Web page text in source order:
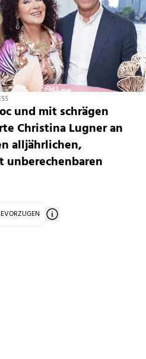
und mit schrägen
Christina Lugner an
alljährlichen,
unberechenbaren